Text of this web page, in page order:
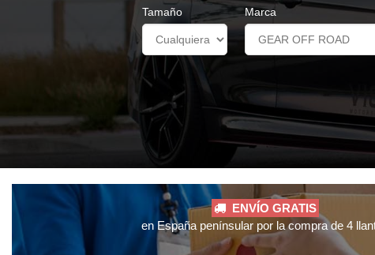
Tamaño Marca
ENVÍO GRATIS
en España penínsular por la compra de 4